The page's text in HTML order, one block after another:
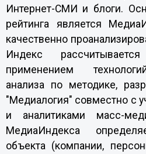
Интернет-СМИ и блоги.
рейтинга является
качественно
Индекс
применением
анализа по методике,
"Медиалогия" совместно с
и аналитиками масс-
МедиаИндекса
объекта (компании,